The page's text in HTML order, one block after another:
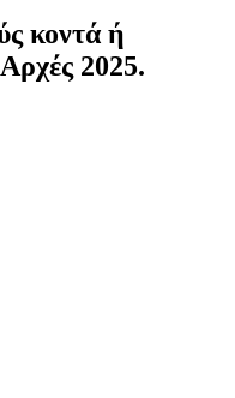
κοντά ή
2025.